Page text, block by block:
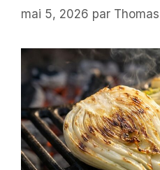
mai 5, 2026 par